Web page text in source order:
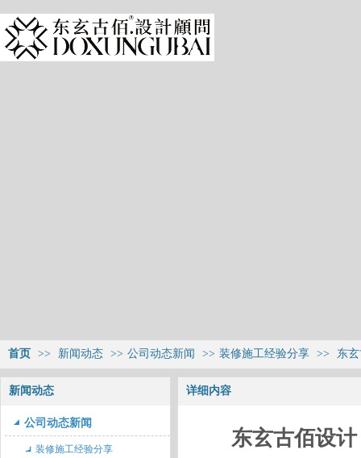
首页 >> 新闻动态 >> 公司动态新闻 >> 装修施工经验分享 >> 东
新闻动态
公司动态新闻
装修施工经验分享
详细内容
东玄古佰设